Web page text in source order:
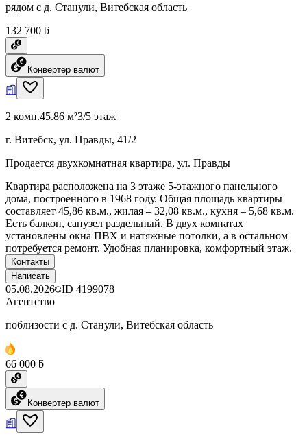
рядом с д. Станули, Витебская область
132 700 ƃ
Конвертер валют
2 комн.45.86 м²3/5 этаж
г. Витебск, ул. Правды, 41/2
Продается двухкомнатная квартира, ул. Правды
Квартира расположена на 3 этаже 5-этажного панельного
дома, построенного в 1968 году. Общая площадь квартиры
составляет 45,86 кв.м., жилая – 32,08 кв.м., кухня – 5,68 кв.м.
Есть балкон, санузел раздельный. В двух комнатах
установлены окна ПВХ и натяжные потолки, а в остальном
потребуется ремонт. Удобная планировка, комфортный этаж.
Контакты
Написать
05.08.2026 ID 4199078
Агентство
поблизости с д. Станули, Витебская область
66 000 ƃ
Конвертер валют